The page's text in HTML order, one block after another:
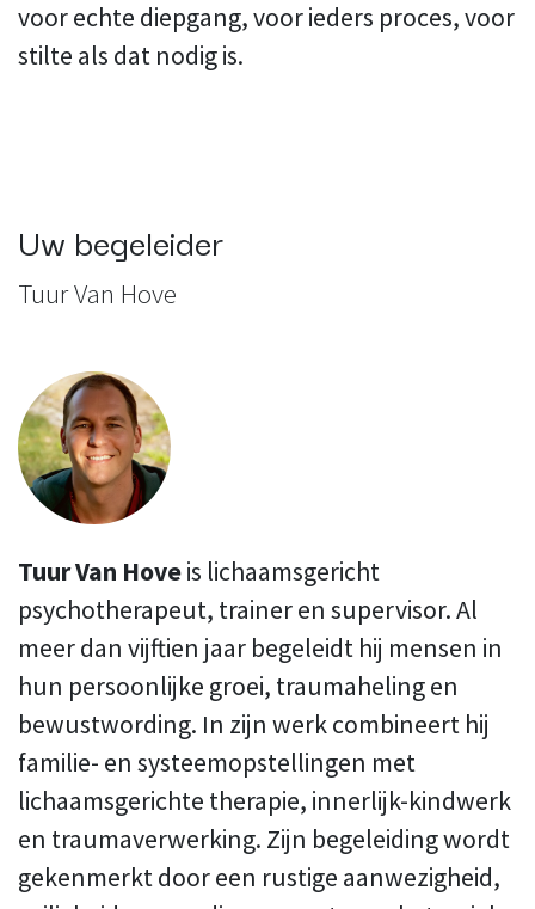
voor echte diepgang, voor ieders proces, voor
stilte als dat nodig is.
Uw begeleider
Tuur Van Hove
Tuur Van Hoveis lichaamsgericht
psychotherapeut, trainer en supervisor. Al
meer dan vijftien jaar begeleidt hij mensen in
hun persoonlijke groei, traumaheling en
bewustwording. In zijn werk combineert hij
familie- en systeemopstellingen met
lichaamsgerichte therapie, innerlijk-kindwerk
en traumaverwerking. Zijn begeleiding wordt
gekenmerkt door een rustige aanwezigheid,